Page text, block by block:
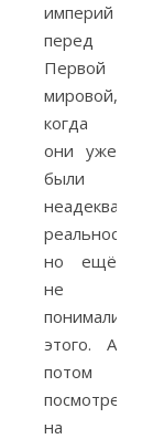
империй
перед
Первой
мировой,
когда
они уже
были
неадекватны
реальности,
но ещё
не
понимали
этого. А
потом
посмотреть
на